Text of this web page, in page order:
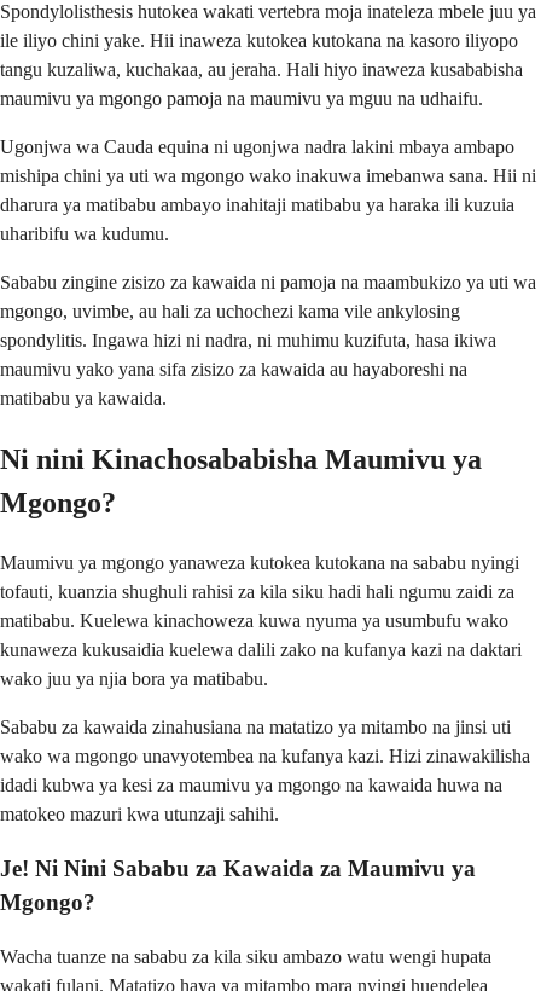
Spondylolisthesis hutokea wakati vertebra moja inateleza mbele juu ya
ile iliyo chini yake. Hii inaweza kutokea kutokana na kasoro iliyopo
tangu kuzaliwa, kuchakaa, au jeraha. Hali hiyo inaweza kusababisha
maumivu ya mgongo pamoja na maumivu ya mguu na udhaifu.
Ugonjwa wa Cauda equina ni ugonjwa nadra lakini mbaya ambapo
mishipa chini ya uti wa mgongo wako inakuwa imebanwa sana. Hii ni
dharura ya matibabu ambayo inahitaji matibabu ya haraka ili kuzuia
uharibifu wa kudumu.
Sababu zingine zisizo za kawaida ni pamoja na maambukizo ya uti wa
mgongo, uvimbe, au hali za uchochezi kama vile ankylosing
spondylitis. Ingawa hizi ni nadra, ni muhimu kuzifuta, hasa ikiwa
maumivu yako yana sifa zisizo za kawaida au hayaboreshi na
matibabu ya kawaida.
Ni nini Kinachosababisha Maumivu ya
Mgongo?
Maumivu ya mgongo yanaweza kutokea kutokana na sababu nyingi
tofauti, kuanzia shughuli rahisi za kila siku hadi hali ngumu zaidi za
matibabu. Kuelewa kinachoweza kuwa nyuma ya usumbufu wako
kunaweza kukusaidia kuelewa dalili zako na kufanya kazi na daktari
wako juu ya njia bora ya matibabu.
Sababu za kawaida zinahusiana na matatizo ya mitambo na jinsi uti
wako wa mgongo unavyotembea na kufanya kazi. Hizi zinawakilisha
idadi kubwa ya kesi za maumivu ya mgongo na kawaida huwa na
matokeo mazuri kwa utunzaji sahihi.
Je! Ni Nini Sababu za Kawaida za Maumivu ya
Mgongo?
Wacha tuanze na sababu za kila siku ambazo watu wengi hupata
wakati fulani. Matatizo haya ya mitambo mara nyingi huendelea